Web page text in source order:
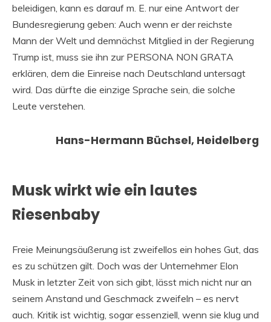
beleidigen, kann es darauf m. E. nur eine Antwort der
Bundesregierung geben: Auch wenn er der reichste
Mann der Welt und demnächst Mitglied in der Regierung
Trump ist, muss sie ihn zur PERSONA NON GRATA
erklären, dem die Einreise nach Deutschland untersagt
wird. Das dürfte die einzige Sprache sein, die solche
Leute verstehen.
Hans-Hermann Büchsel, Heidelberg
Musk wirkt wie ein lautes
Riesenbaby
Freie Meinungsäußerung ist zweifellos ein hohes Gut, das
es zu schützen gilt. Doch was der Unternehmer Elon
Musk in letzter Zeit von sich gibt, lässt mich nicht nur an
seinem Anstand und Geschmack zweifeln – es nervt
auch. Kritik ist wichtig, sogar essenziell, wenn sie klug und